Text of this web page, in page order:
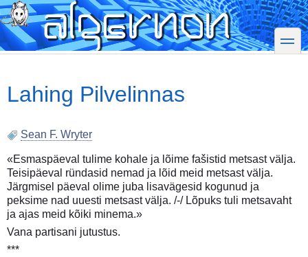
Skip
to
main
content
toggle
Lahing Pilvelinnas
Sean F. Wryter
«Esmaspäeval tulime kohale ja lõime fašistid metsast välja.
Teisipäeval ründasid nemad ja lõid meid metsast välja.
Järgmisel päeval olime juba lisavägesid kogunud ja
peksime nad uuesti metsast välja. /-/ Lõpuks tuli metsavaht
ja ajas meid kõiki minema.»
Vana partisani jutustus.
***